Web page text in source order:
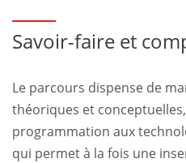
Savoir-faire et
Le parcours dispense de
théoriques et
programmation aux
qui permet à la fois une